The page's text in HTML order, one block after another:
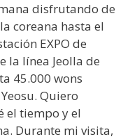
disfrutando de
coreana hasta el
EXPO de
la línea Jeolla de
45.000 wons
Quiero
el tiempo y el
Durante mi visita,